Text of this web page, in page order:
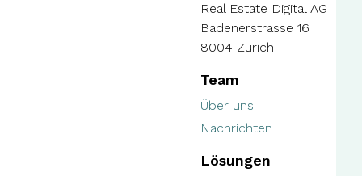
Real Estate Digital AG
Badenerstrasse 16
8004 Zürich
Team
Über uns
Nachrichten
Lösungen